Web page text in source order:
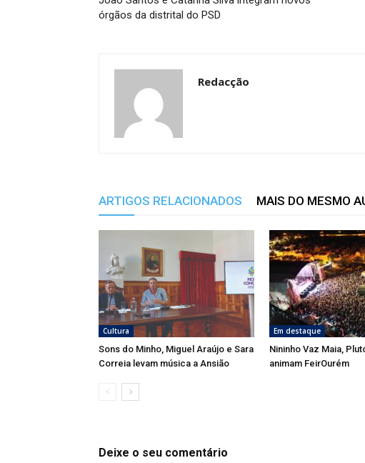
órgãos da distrital do PSD
Redacção
ARTIGOS RELACIONADOS MAIS DO MESMO
Cultura
Sons do Minho, Miguel Araújo e Sara
Correia levam música a Ansião
Em destaque
Nininho Vaz Maia,
animam FeirOurém
Deixe o seu comentário